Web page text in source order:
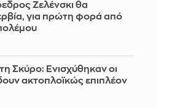
Ζελένσκι θα
για πρώτη φορά από
Σκύρο: Ενισχύθηκαν οι
ακτοπλοϊκώς επιπλέον